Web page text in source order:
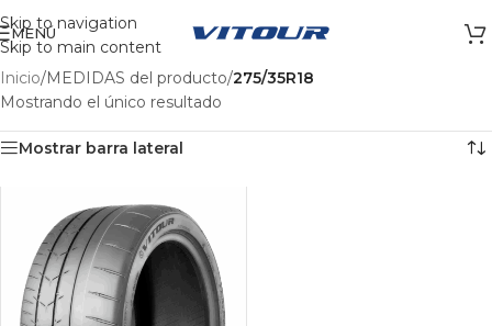
Skip to navigation
Skip to main content
MENÚ
Inicio/MEDIDAS del producto/275/35R18
Mostrando el único resultado
Mostrar barra lateral